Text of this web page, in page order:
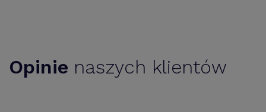
Opinie naszych klientów